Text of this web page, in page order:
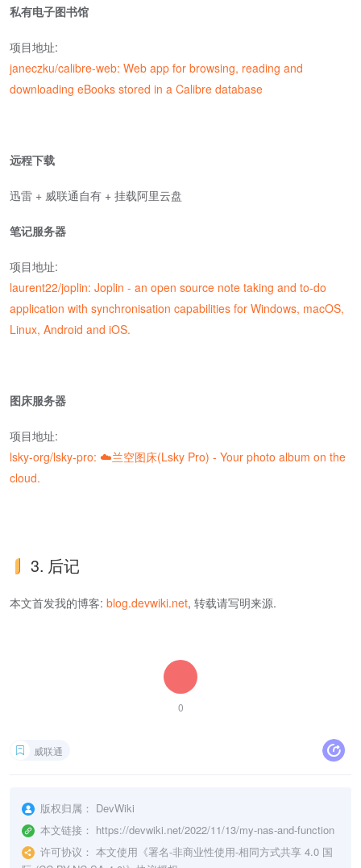
私有电子图书馆
项目地址:
janeczku/calibre-web: Web app for browsing, reading and
downloading eBooks stored in a Calibre database
远程下载
迅雷 + 威联通自有 + 挂载阿里云盘
笔记服务器
项目地址:
laurent22/joplin: Joplin - an open source note taking and to-do
application with synchronisation capabilities for Windows, macOS,
Linux, Android and iOS.
图床服务器
项目地址:
lsky-org/lsky-pro: ☁️兰空图床(Lsky Pro) - Your photo album on the
cloud.
3. 后记
本文首发我的博客: blog.devwiki.net, 转载请写明来源.
0
威联通
版权归属： DevWiki
本文链接： https://devwiki.net/2022/11/13/my-nas-and-function
许可协议： 本文使用《署名-非商业性使用-相同方式共享 4.0 国